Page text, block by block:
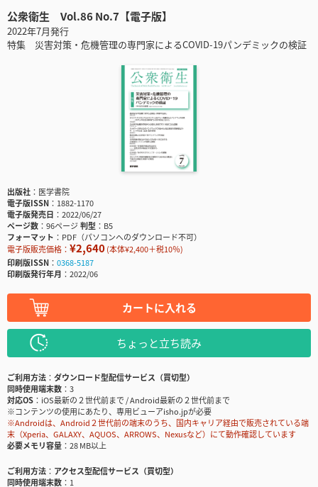
公衆衛生 Vol.86 No.7【電子版】
2022年7月発行
特集 災害対策・危機管理の専門家によるCOVID-19パンデミックの検証
出版社
医学書院
電子版ISSN
1882-1170
電子版発売日
2022/06/27
ページ数
96ページ判型
B5
フォーマット
PDF（パソコンへのダウンロード不可）
電子版販売価格： ¥2,640(本体¥2,400＋税10％)
印刷版ISSN
0368-5187
印刷版発行年月
2022/06
カートに入れる
ちょっと立ち読み
ご利用方法
ダウンロード型配信サービス（買切型）
同時使用端末数
3
対応OS
iOS最新の２世代前まで / Android最新の２世代前まで
※コンテンツの使用にあたり、専用ビューアisho.jpが必要
※Androidは、Android２世代前の端末のうち、国内キャリア経由で販売されている端
末（Xperia、GALAXY、AQUOS、ARROWS、Nexusなど）にて動作確認しています
必要メモリ容量
28 MB以上
ご利用方法
アクセス型配信サービス（買切型）
同時使用端末数
1